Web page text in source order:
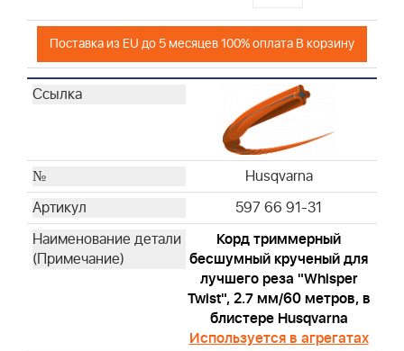
Поставка из EU до 5 месяцев 100% оплата В корзину
Husqvarna
597 66 91-31
Корд триммерный
бесшумный крученый для
лучшего реза "Whisper
Twist", 2.7 мм/60 метров, в
блистере Husqvarna
Используется в агрегатах